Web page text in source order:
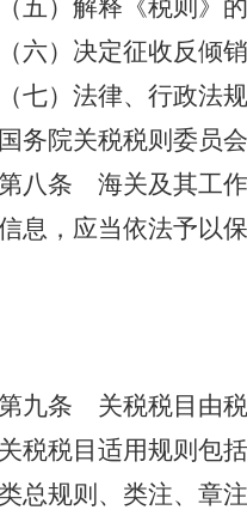
五）解释《税则》
六）决定征收反倾
七）法律、行政法
务院关税税则委员
八条 海关及其工作
息，应当依法予以
九条 关税税目由税
税税目适用规则包
总规则、类注、章